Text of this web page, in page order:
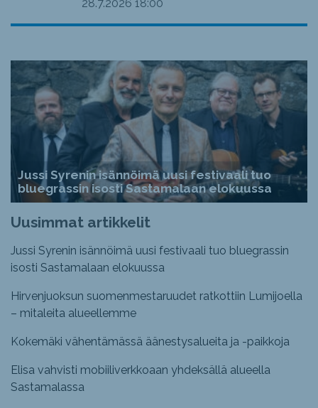
28.7.2026 18:00
Jussi Syrenin isännöimä uusi festivaali tuo
bluegrassin isosti Sastamalaan elokuussa
Uusimmat artikkelit
Jussi Syrenin isännöimä uusi festivaali tuo bluegrassin
isosti Sastamalaan elokuussa
Hirvenjuoksun suomenmestaruudet ratkottiin Lumijoella
– mitaleita alueellemme
Kokemäki vähentämässä äänestysalueita ja -paikkoja
Elisa vahvisti mobiiliverkkoaan yhdeksällä alueella
Sastamalassa